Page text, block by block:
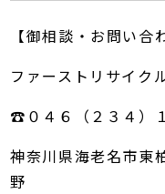
【御相談・お問い合
ファーストリサイク
☎０４６（２３４）
神奈川県海老名市東
野